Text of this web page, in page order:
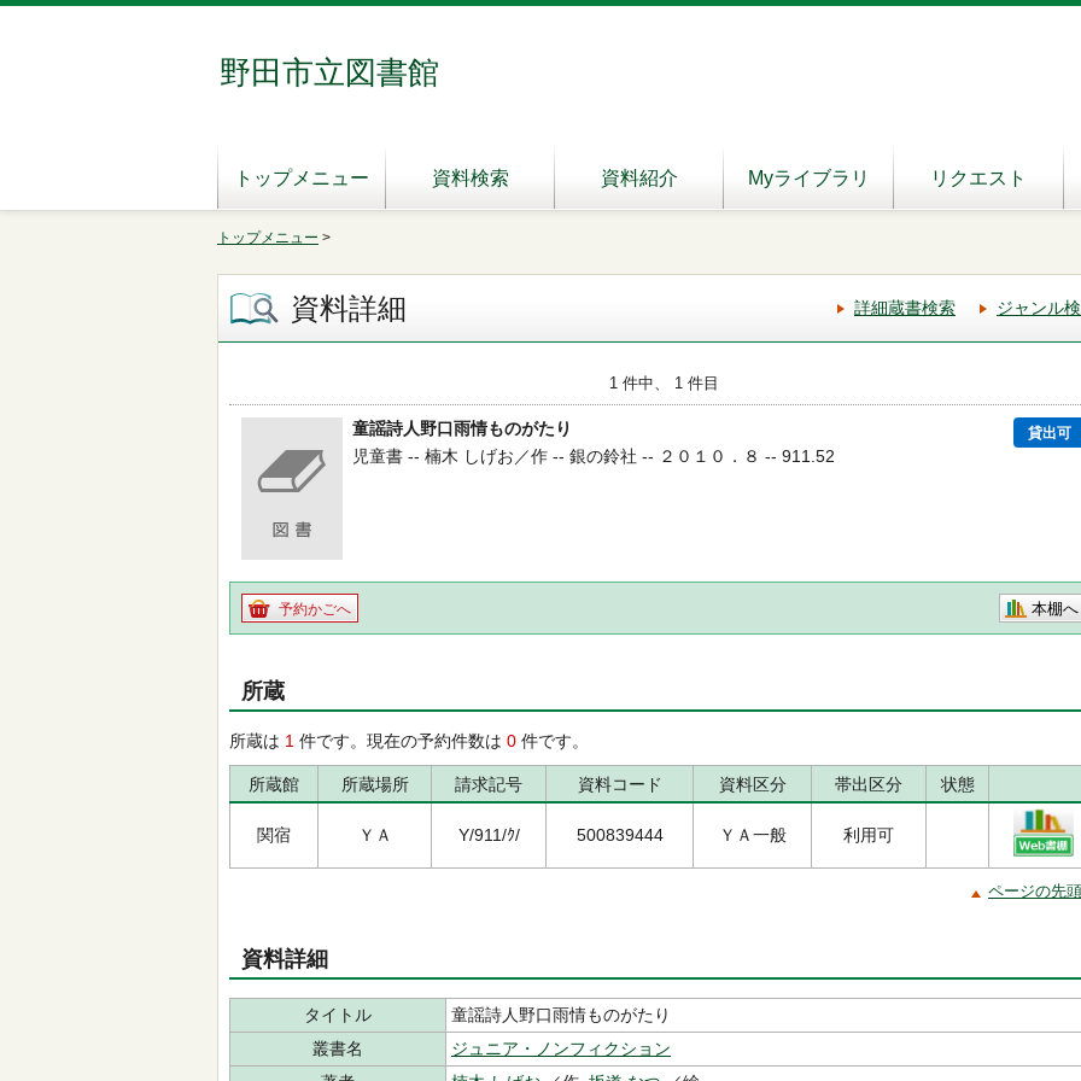
野田市立図書館
トップメニュー 資料検索 資料紹介 Myライブラリ リクエスト
トップメニュー >
資料詳細 詳細蔵書検索 ジャンル
1 件中、 1 件目
童謡詩人野口雨情ものがたり 貸出可
児童書 -- 楠木 しげお／作 -- 銀の鈴社 -- ２０１０．８ -- 911.52
予約かごへ 本棚へ
所蔵
所蔵は 1 件です。現在の予約件数は 0 件です。
所蔵館 所蔵場所 請求記号 資料コード 資料区分 帯出区分 状態
関宿 ＹＡ Y/911/ｸ/ 500839444 ＹＡ一般 利用可
ページの先
資料詳細
タイトル
童謡詩人野口雨情ものがたり
叢書名
ジュニア・ノンフィクション